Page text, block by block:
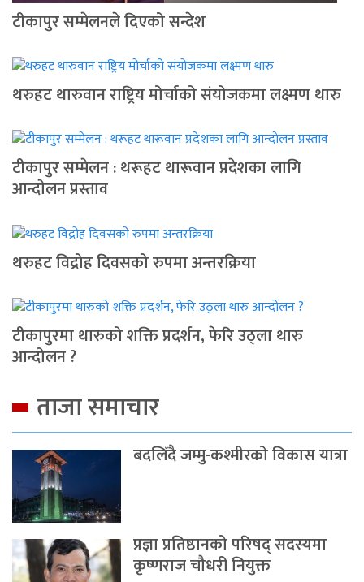
टीकापुर सम्मेलनले दिएको सन्देश
थरुहट थारुवान राष्ट्रिय मोर्चाको संयोजकमा लक्ष्मण थारु
टीकापुर सम्मेलन : थरूहट थारूवान प्रदेशका लागि
आन्दाेलन प्रस्ताव
थरुहट विद्रोह दिवसको रुपमा अन्तरक्रिया
टीकापुरमा थारुको शक्ति प्रदर्शन, फेरि उठ्ला थारु
आन्दोलन ?
ताजा समाचार
बदलिँदै जम्मु-कश्मीरको विकास यात्रा
प्रज्ञा प्रतिष्ठानको परिषद् सदस्यमा
कृष्णराज चौधरी नियुक्त